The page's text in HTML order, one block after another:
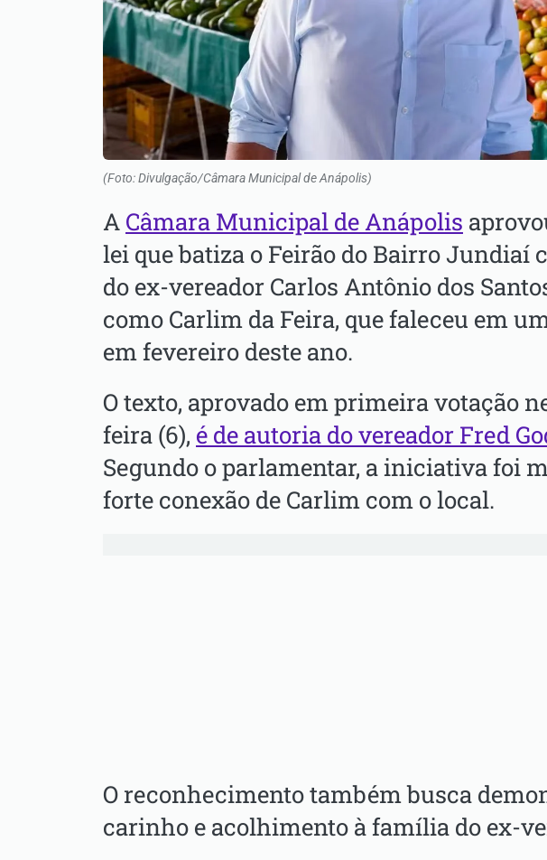
(Foto: Divulgação/Câmara Municipal de Anápolis)
A Câmara Municipal de Anápolis
lei que batiza o Feirão do Bairro Jundiaí
do ex-vereador Carlos Antônio dos
como Carlim da Feira, que faleceu em
em fevereiro deste ano.
O texto, aprovado em primeira votação
feira (6), é de autoria do vereador Fred
Segundo o parlamentar, a iniciativa foi
forte conexão de Carlim com o local.
O reconhecimento também busca
carinho e acolhimento à família do ex-